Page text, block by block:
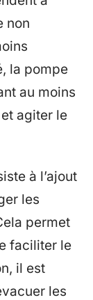
non
la pompe
au moins
agiter le
à l’ajout
les
permet
faciliter le
il est
les